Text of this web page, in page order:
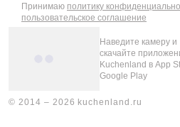
Принимаю политику
пользовательское соглашение
Наведите камеру и
скачайте
Kuchenland в App
Google Play
© 2014 – 2026 kuchenland.ru